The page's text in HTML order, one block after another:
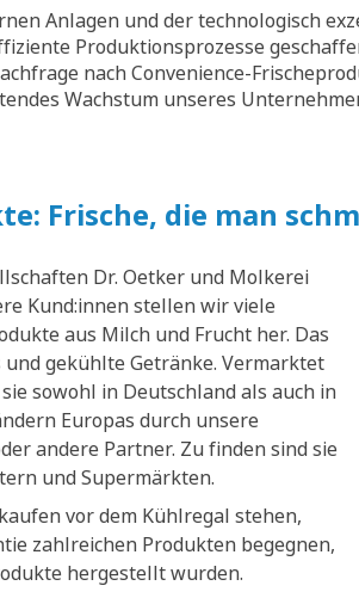
Anlagen und der technologisch
Produktionsprozesse
nach Convenience-
Wachstum unseres
Frische, die man
Dr. Oetker und Molkerei
Kund:innen stellen wir viele
aus Milch und Frucht her. Das
gekühlte Getränke. Vermarktet
sowohl in Deutschland als auch in
Europas durch unsere
andere Partner. Zu finden sind sie
und Supermärkten.
vor dem Kühlregal stehen,
zahlreichen Produkten begegnen,
hergestellt wurden.